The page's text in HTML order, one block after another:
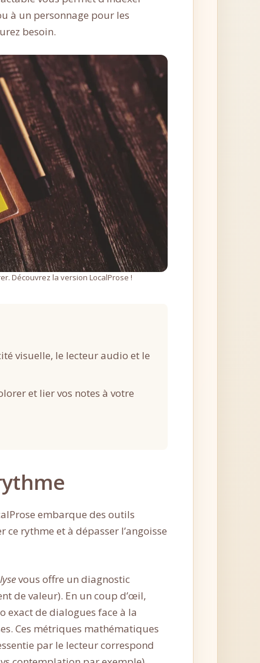
à un personnage pour les
besoin.
Découvrez la version LocalProse !
visuelle, le lecteur audio et le
et lier vos notes à votre
embarque des outils
rythme et à dépasser l’angoisse
vous offre un diagnostic
de valeur). En un coup d’œil,
exact de dialogues face à la
Ces métriques mathématiques
par le lecteur correspond